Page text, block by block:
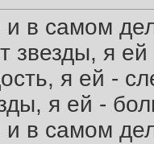
и в самом
звезды, я ей
я ей -
я ей -
и в самом